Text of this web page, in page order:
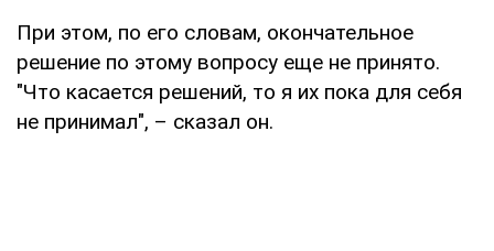
При этом, по его словам, окончательное
решение по этому вопросу еще не принято.
"Что касается решений, то я их пока для себя
не принимал", – сказал он.